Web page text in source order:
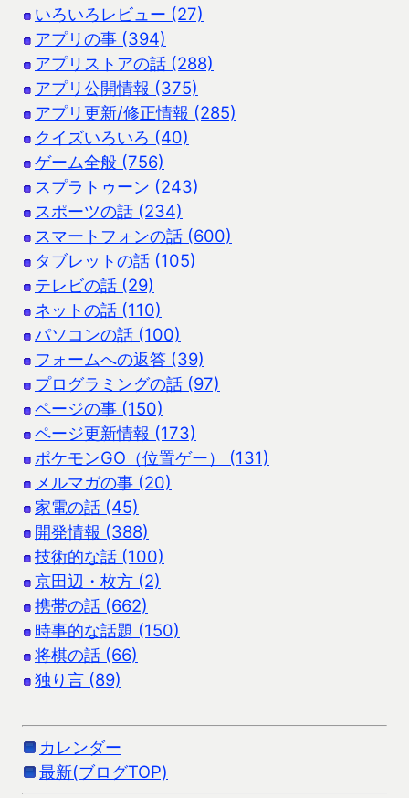
いろいろレビュー (27)
アプリの事 (394)
アプリストアの話 (288)
アプリ公開情報 (375)
アプリ更新/修正情報 (285)
クイズいろいろ (40)
ゲーム全般 (756)
スプラトゥーン (243)
スポーツの話 (234)
スマートフォンの話 (600)
タブレットの話 (105)
テレビの話 (29)
ネットの話 (110)
パソコンの話 (100)
フォームへの返答 (39)
プログラミングの話 (97)
ページの事 (150)
ページ更新情報 (173)
ポケモンGO（位置ゲー） (131)
メルマガの事 (20)
家電の話 (45)
開発情報 (388)
技術的な話 (100)
京田辺・枚方 (2)
携帯の話 (662)
時事的な話題 (150)
将棋の話 (66)
独り言 (89)
カレンダー
最新(ブログTOP)